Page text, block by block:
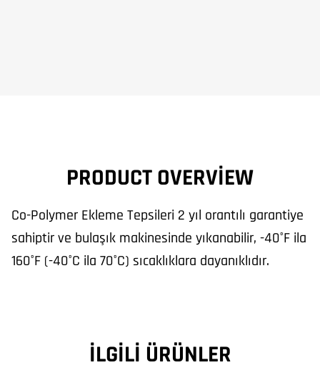
PRODUCT OVERVIEW
Co-Polymer Ekleme Tepsileri 2 yıl orantılı garantiye
sahiptir ve bulaşık makinesinde yıkanabilir, -40°F ila
160°F (-40°C ila 70°C) sıcaklıklara dayanıklıdır.
İLGILI ÜRÜNLER